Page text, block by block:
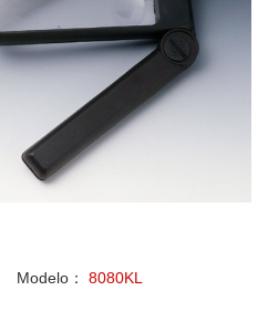
Modelo： 8080KL